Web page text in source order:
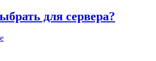
для сервера?